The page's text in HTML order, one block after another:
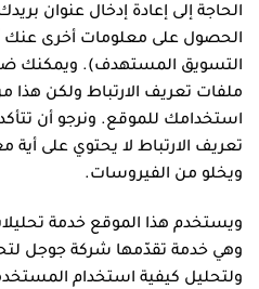
الحاجة إلى إعادة إدخال عنوان
الحصول على معلومات أخرى عنك
التسويق المستهدف). ويمكنك
ملفات تعريف الارتباط ولكن هذا
استخدامك للموقع. ونرجو أن
تعريف الارتباط لا يحتوي على
ويخلو من الفيروسات.
وهي خدمة تقدّمها شركة جوجل
ولتحليل كيفية استخدام